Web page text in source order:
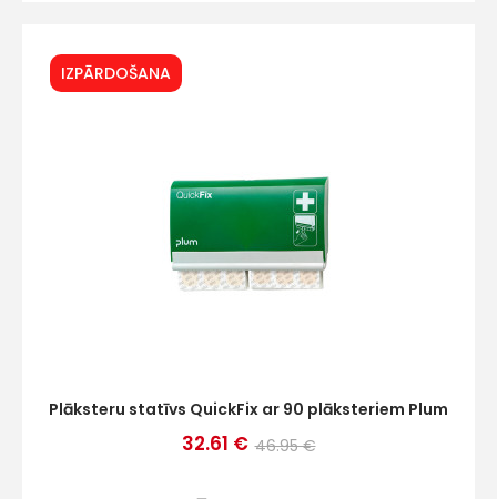
IZPĀRDOŠANA
Plāksteru statīvs QuickFix ar 90 plāksteriem Plum
32.61 € 46.95 €